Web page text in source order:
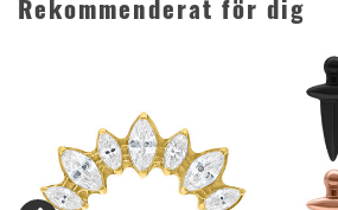
Rekommenderat för dig